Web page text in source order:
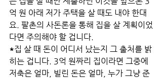
억 원 아래 저가 주택을 살 때도 내야 한대
요. 팔촌의 사돈론을 통해 집을 살 계획이었
다면 주의해야 할 겁니다.
*집 살 때 돈이 어디서 났는지 그 출처를 밝
히는 겁니다. 3억 원짜리 집이라면 그중에
저축은 얼마, 빌린 돈은 얼마, 누가 그냥 준